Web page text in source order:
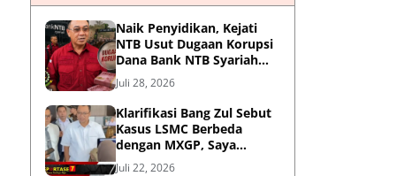
Naik Penyidikan, Kejati
NTB Usut Dugaan Korupsi
Dana Bank NTB Syariah
untuk MXGP 2023
Juli 28, 2026
Klarifikasi Bang Zul Sebut
Kasus LSMC Berbeda
dengan MXGP, Saya
Dipanggil Sebagai Saksi
Juli 22, 2026